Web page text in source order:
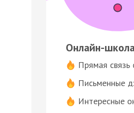
Онлайн-
Прямая связь
Письменные
Интересные